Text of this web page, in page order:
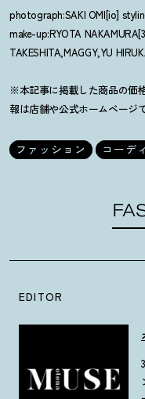
photograph:SAKI OMI[io]
make-up:RYOTA
TAKESHITA,MAGGY,YU
※本記事に掲載した商品の価
報は店舗や公式ホームページ
ファッション コーデ
EDITOR